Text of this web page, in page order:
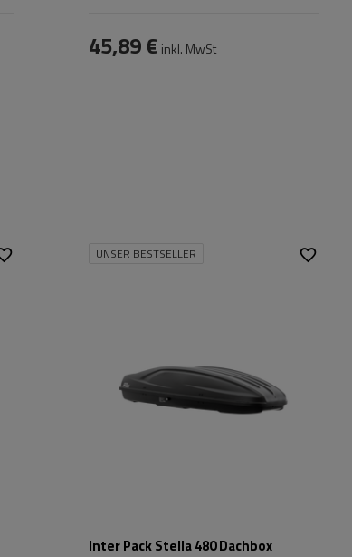
45,89 € inkl. MwSt
UNSER BESTSELLER
Inter Pack Stella 480 Dachbox